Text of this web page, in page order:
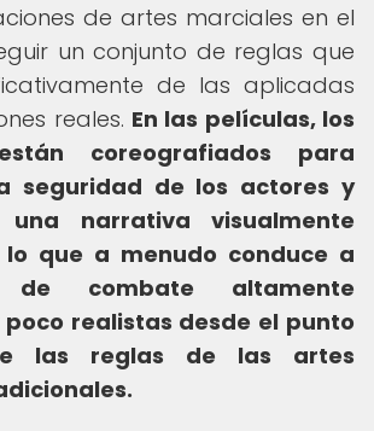
de artes marciales en el
un conjunto de reglas que
de las aplicadas
reales. En las películas, los
coreografiados para
seguridad de los actores y
narrativa visualmente
que a menudo conduce a
de combate altamente
realistas desde el punto
las reglas de las artes